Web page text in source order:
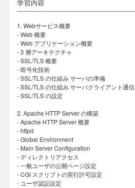
学習内容
1. Webサービス概要
- Web 概要
- Web アプリケーション概要
- 3 層アーキテクチャ
- SSL/TLS 概要
- 暗号化技術
- SSL/TLS の仕組み サーバの準備
- SSL/TLS の仕組み サーバクライアント通信
- SSL/TLS の設定
2. Apache HTTP Server の構築
- Apache HTTP Server 概要
- httpd
- Global Environment
- Main Server Configuration
- ディレクトリアクセス
- 一般ユーザの公開ページ設定
- CGI スクリプトの実行許可設定
- ユーザ認証設定